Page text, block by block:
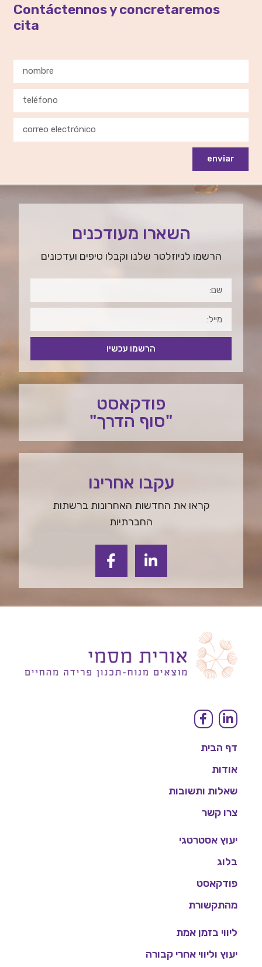
Contáctennos y concretaremos
cita
enviar
השארו מעודכנים
הרשמו לניוזלטר שלנו וקבלו טיפים ועדכונים
הרשמו עכשיו
פודקאסט
"סוף הדרך"
עקבו אחרינו
קראו את החדשות האחרונות ברשתות
החברתיות
דף הבית
אודות
שאלות ותשובות
צרו קשר
יעוץ אסטרטגי
בלוג
פודקאסט
מהתקשורת
ליווי בזמן אמת
יעוץ וליווי אחרי קבורה